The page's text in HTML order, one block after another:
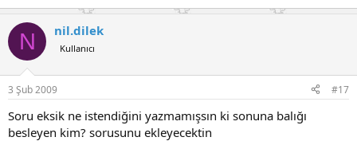
N nil.dilek
Kullanıcı
3 Şub 2009 #17
Soru eksik ne istendiğini yazmamışsın ki sonuna balığı
besleyen kim? sorusunu ekleyecektin